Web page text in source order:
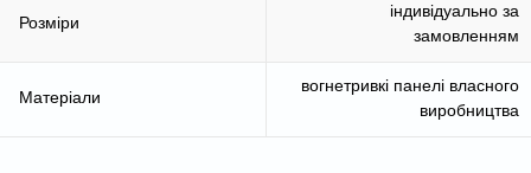
Розміри
індивідуально за
замовленням
Матеріали
вогнетривкі панелі власного
виробництва